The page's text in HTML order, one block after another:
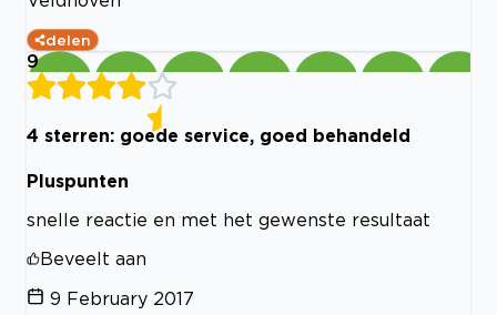
delen
9
4 sterren: goede service, goed behandeld
Pluspunten
snelle reactie en met het gewenste resultaat
Beveelt aan
9 February 2017